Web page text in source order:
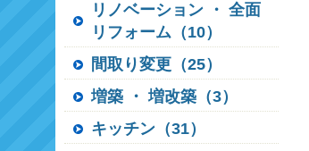
リノベーション ・ 全面
リフォーム（10）
間取り変更（25）
増築 ・ 増改築（3）
キッチン（31）